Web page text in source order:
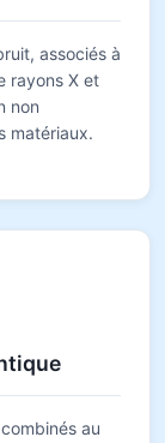
associés à
rayons X et
non
matériaux.
au